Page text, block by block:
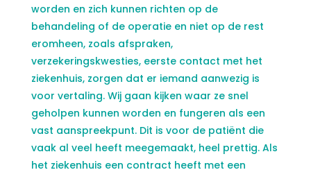
worden en zich kunnen richten op de
behandeling of de operatie en niet op de rest
eromheen, zoals afspraken,
verzekeringskwesties, eerste contact met het
ziekenhuis, zorgen dat er iemand aanwezig is
voor vertaling. Wij gaan kijken waar ze snel
geholpen kunnen worden en fungeren als een
vast aanspreekpunt. Dit is voor de patiënt die
vaak al veel heeft meegemaakt, heel prettig. Als
het ziekenhuis een contract heeft met een